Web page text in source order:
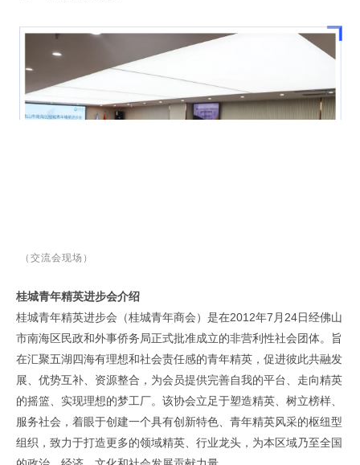
（交流会现场）
桂城青年精英进步会介绍
桂城青年精英进步会（桂城青年商会）是在2012年7月24日经佛山
市南海区民政和外事侨务局正式批准成立的非营利性社会团体。旨
在汇聚五湖四海有理想和社会责任感的青年精英，促进彼此共融发
展、优势互补、资源整合，为会员提供完善自我的平台、走向精英
的摇篮、实现理想的梦工厂。该协会立足于塑造精英、树立榜样、
服务社会，着眼于创建一个具有创新特色、青年精英风采的枢纽型
组织，致力于打造更多的领域精英、行业龙头，为本区域乃至全国